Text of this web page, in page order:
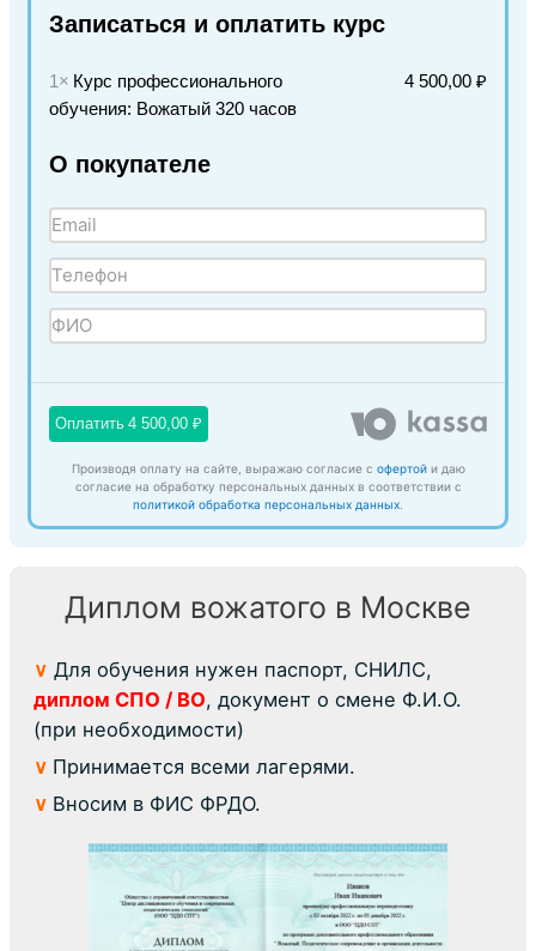
Записаться и оплатить курс
1× Курс профессионального
обучения: Вожатый 320 часов
4 500,00 ₽
О покупателе
Оплатить 4 500,00 ₽
Производя оплату на сайте, выражаю согласие с офертойи даю
согласие на обработку персональных данных в соответствии с
политикой обработка персональных данных
Диплом вожатого в Москве
∨ Для обучения нужен паспорт, СНИЛС,
диплом СПО / ВО, документ о смене Ф.И.О.
(при необходимости)
∨ Принимается всеми лагерями.
∨ Вносим в ФИС ФРДО.